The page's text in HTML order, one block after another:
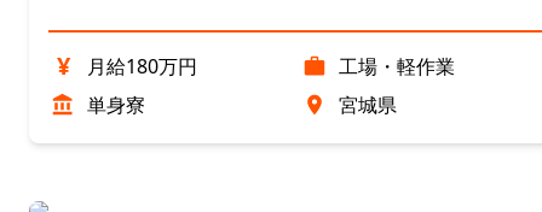
¥ 月給180万円
工場・軽作業
単身寮
宮城県